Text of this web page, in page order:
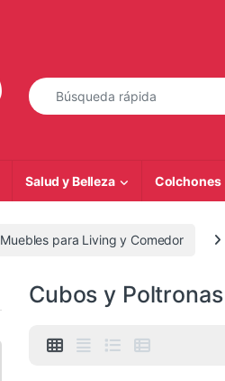
Búsqueda de:
Salud y Belleza Colchones
Muebles para Living y Comedor
Cubos y Poltronas